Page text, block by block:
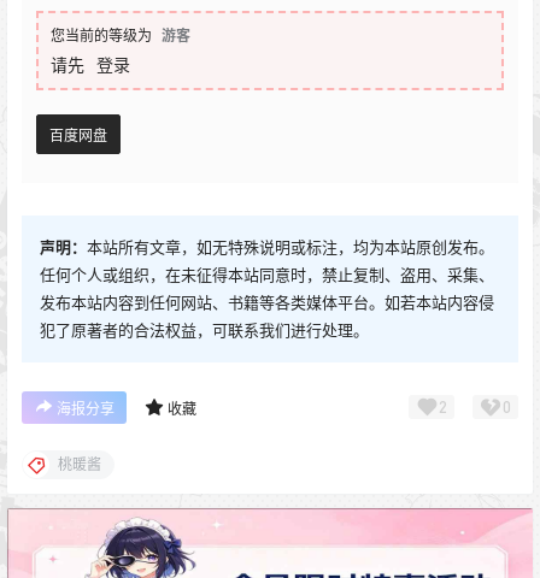
您当前的等级为 游客
请先 登录
百度网盘
声明： 本站所有文章，如无特殊说明或标注，均为本站原创发布。
任何个人或组织，在未征得本站同意时，禁止复制、盗用、采集、
发布本站内容到任何网站、书籍等各类媒体平台。如若本站内容侵
犯了原著者的合法权益，可联系我们进行处理。
海报分享 收藏 2 0
桃暖酱